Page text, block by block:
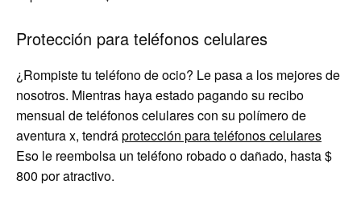
Protección para teléfonos celulares
¿Rompiste tu teléfono de ocio? Le pasa a los mejores de
nosotros. Mientras haya estado pagando su recibo
mensual de teléfonos celulares con su polímero de
aventura x, tendráprotección para teléfonos celulares
Eso le reembolsa un teléfono robado o dañado, hasta $
800 por atractivo.